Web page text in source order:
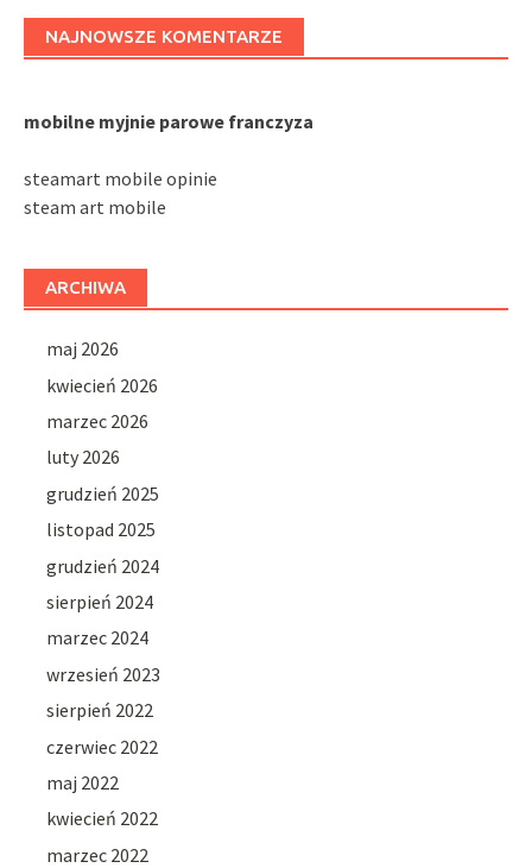
NAJNOWSZE KOMENTARZE
mobilne myjnie parowe franczyza
steamart mobile opinie
steam art mobile
ARCHIWA
maj 2026
kwiecień 2026
marzec 2026
luty 2026
grudzień 2025
listopad 2025
grudzień 2024
sierpień 2024
marzec 2024
wrzesień 2023
sierpień 2022
czerwiec 2022
maj 2022
kwiecień 2022
marzec 2022